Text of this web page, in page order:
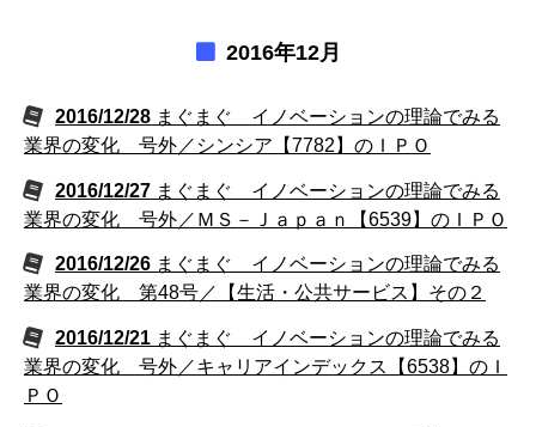
2016年12月
2016/12/28 まぐまぐ イノベーションの理論でみる
業界の変化 号外／シンシア【7782】のＩＰＯ
2016/12/27 まぐまぐ イノベーションの理論でみる
業界の変化 号外／ＭＳ－Ｊａｐａｎ【6539】のＩＰＯ
2016/12/26 まぐまぐ イノベーションの理論でみる
業界の変化 第48号／【生活・公共サービス】その２
2016/12/21 まぐまぐ イノベーションの理論でみる
業界の変化 号外／キャリアインデックス【6538】のＩ
ＰＯ